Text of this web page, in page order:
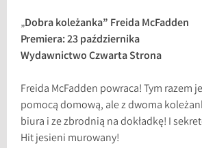
„Dobra koleżanka” Freida McFadden
Premiera: 23 października
Wydawnictwo Czwarta Strona
Freida McFadden powraca! Tym razem
pomocą domową, ale z dwoma
biura i ze zbrodnią na dokładkę! I
Hit jesieni murowany!